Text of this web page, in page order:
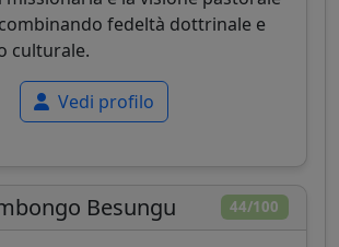
fedeltà dottrinale e
culturale.
Vedi profilo
44/100
Besungu